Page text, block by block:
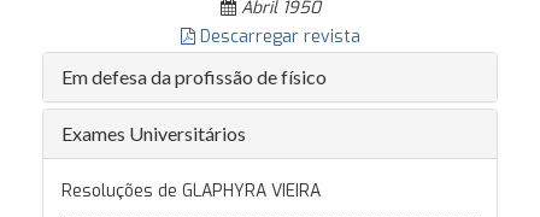
Abril 1950
Descarregar revista
Em defesa da profissão de físico
Exames Universitários
Resoluções de GLAPHYRA VIEIRA